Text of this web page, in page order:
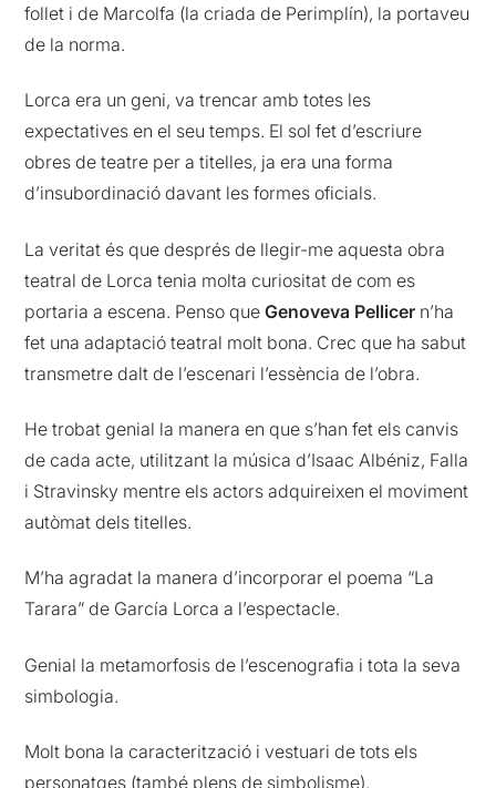
follet i de Marcolfa (la criada de Perimplín), la portaveu
de la norma.
Lorca era un geni, va trencar amb totes les
expectatives en el seu temps. El sol fet d’escriure
obres de teatre per a titelles, ja era una forma
d’insubordinació davant les formes oficials.
La veritat és que després de llegir-me aquesta obra
teatral de Lorca tenia molta curiositat de com es
portaria a escena. Penso queGenoveva Pellicer n’ha
fet una adaptació teatral molt bona. Crec que ha sabut
transmetre dalt de l’escenari l’essència de l’obra.
He trobat genial la manera en que s’han fet els canvis
de cada acte, utilitzant la música d’Isaac Albéniz, Falla
i Stravinsky mentre els actors adquireixen el moviment
autòmat dels titelles.
M’ha agradat la manera d’incorporar el poema “La
Tarara” de García Lorca a l’espectacle.
Genial la metamorfosis de l’escenografia i tota la seva
simbologia.
Molt bona la caracterització i vestuari de tots els
personatges (també plens de simbolisme).